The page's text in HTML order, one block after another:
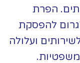
הפרת
להפסקת
ועלולה